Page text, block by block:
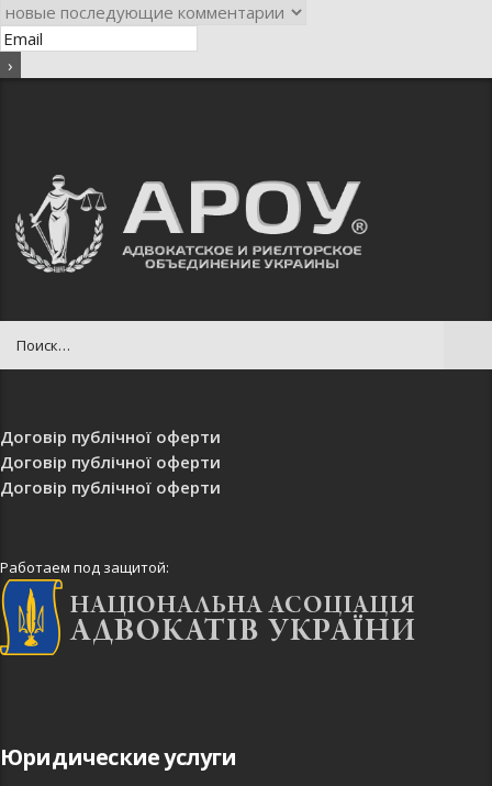
Договір публічної оферти
Договір публічної оферти
Договір публічної оферти
Работаем под защитой:
Юридические услуги